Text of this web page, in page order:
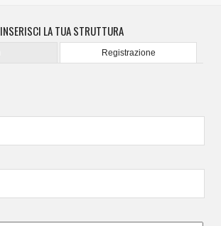
INSERISCI LA TUA STRUTTURA
Registrazione